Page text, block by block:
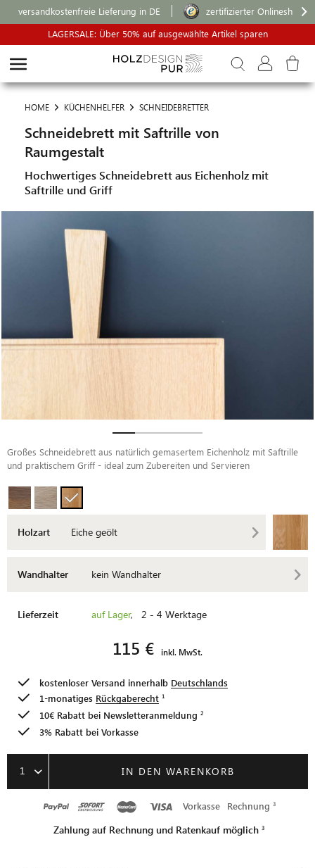
versandkostenfreie Lieferung in DE
zertifizierter Onlineshop
LAGERSALE: Über 50% auf ausgewählte Artikel sparen
HOME KÜCHENHELFER SCHNEIDEBRETTER
Schneidebrett mit Saftrille von
Raumgestalt
Hochwertiges Schneidebrett aus Eichenholz mit
Saftrille und Griff
Großes Schneidebrett aus natürlich gemasertem Eichenholz mit Saftrille
und praktischem Griff - ideal zum Zubereiten und Servieren
Holzart Eiche geölt
Wandhalter kein Wandhalter
Lieferzeit auf Lager, 2 - 4 Werktage
115 € inkl. MwSt.
kostenloser Versand innerhalb Deutschlands
1-monatiges Rückgaberecht
10€ Rabatt bei Newsletteranmeldung
3% Rabatt bei Vorkasse
1 IN DEN WARENKORB
Vorkasse Rechnung
Zahlung auf Rechnung und Ratenkauf möglich